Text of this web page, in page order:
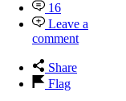
16
Leave a
comment
Share
Flag